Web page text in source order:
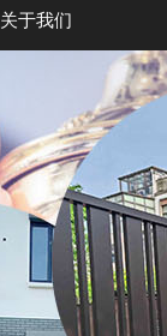
关于我们